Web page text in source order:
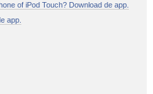
of iPod Touch? Download de app.
app.